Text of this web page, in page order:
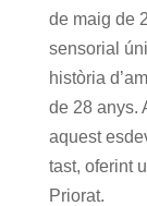
de maig de
sensorial
història
de 28 anys.
aquest
tast, oferint
Priorat.